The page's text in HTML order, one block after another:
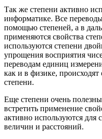
Так же степени активно
информатике. Все
помощью степеней, а в
применяются свойства
используются степени
упрощения восприятия
переводам единиц
как и в физике, происходят
степени.
Еще степени очень
встретить применение
активно используются для
величин и расстояний.